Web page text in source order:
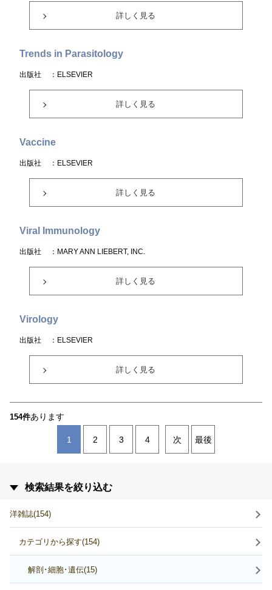
詳しく見る
Trends in Parasitology
出版社 ：ELSEVIER
詳しく見る
Vaccine
出版社 ：ELSEVIER
詳しく見る
Viral Immunology
出版社 ：MARY ANN LIEBERT, INC.
詳しく見る
Virology
出版社 ：ELSEVIER
詳しく見る
154件あります
1 2 3 4 次 最後
検索結果を絞り込む
洋雑誌(154)
カテゴリから探す(154)
解剖･細胞･遺伝(15)